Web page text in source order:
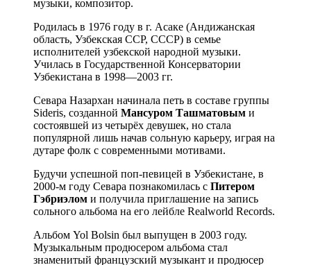
музыки, композитор.
Родилась в 1976 году в г. Асаке (Андижанская
область, Узбекская ССР, СССР) в семье
исполнителей узбекской народной музыки.
Училась в Государственной Консерватории
Узбекистана в 1998—2003 гг.
Севара Назархан начинала петь в составе группы
Sideris, созданной Мансуром Ташматовым и
состоявшей из четырёх девушек, но стала
популярной лишь начав сольную карьеру, играя на
дутаре фолк с современными мотивами.
Будучи успешной поп-певицей в Узбекистане, в
2000-м году Севара познакомилась с Питером
Гэбриэлом и получила приглашение на запись
сольного альбома на его лейбле Realworld Records.
Альбом Yol Bolsin был выпущен в 2003 году.
Музыкальным продюсером альбома стал
знаменитый французский музыкант и продюсер